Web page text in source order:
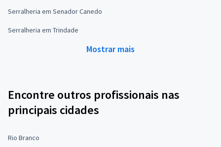
Serralheria em Senador Canedo
Serralheria em Trindade
Mostrar mais
Encontre outros profissionais nas
principais cidades
Rio Branco